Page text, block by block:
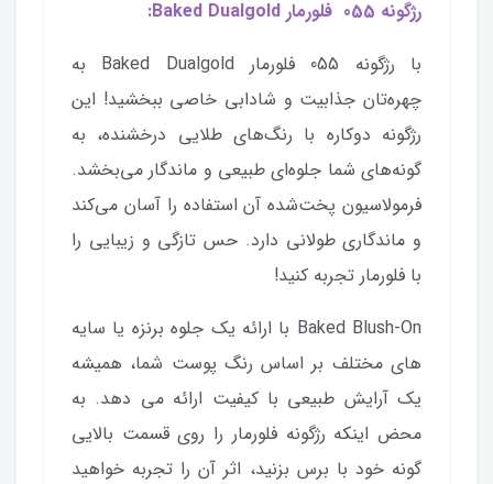
رژگونه 055 فلورمار Baked Dualgold:
با رژگونه 055 فلورمار Baked Dualgold به
چهره‌تان جذابیت و شادابی خاصی ببخشید! این
رژگونه دوکاره با رنگ‌های طلایی درخشنده، به
گونه‌های شما جلوه‌ای طبیعی و ماندگار می‌بخشد.
فرمولاسیون پخت‌شده آن استفاده را آسان می‌کند
و ماندگاری طولانی دارد. حس تازگی و زیبایی را
با فلورمار تجربه کنید!
Baked Blush-On با ارائه یک جلوه برنزه یا سایه
های مختلف بر اساس رنگ پوست شما، همیشه
یک آرایش طبیعی با کیفیت ارائه می دهد. به
محض اینکه رژگونه فلورمار را روی قسمت بالایی
گونه خود با برس بزنید، اثر آن را تجربه خواهید